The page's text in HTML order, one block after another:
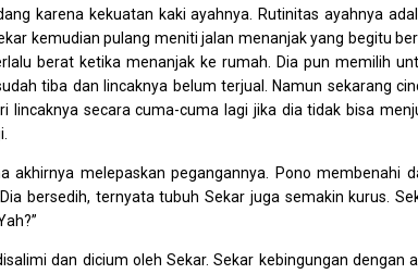
karena kekuatan kaki ayahnya. Rutinitas ayahnya
kemudian pulang meniti jalan menanjak yang begitu
berat ketika menanjak ke rumah. Dia pun memilih
tiba dan lincaknya belum terjual. Namun sekarang
secara cuma-cuma lagi jika dia tidak bisa
akhirnya melepaskan pegangannya. Pono membenahi
bersedih, ternyata tubuh Sekar juga semakin kurus.
dan dicium oleh Sekar. Sekar kebingungan dengan